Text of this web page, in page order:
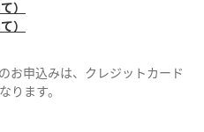
）
）
申込みは、クレジットカード
ります。